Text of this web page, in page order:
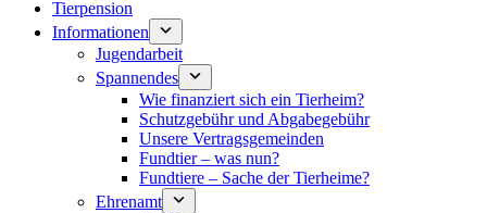
Tierpension
Informationen
Jugendarbeit
Spannendes
Wie finanziert sich ein Tierheim?
Schutzgebühr und Abgabegebühr
Unsere Vertragsgemeinden
Fundtier – was nun?
Fundtiere – Sache der Tierheime?
Ehrenamt